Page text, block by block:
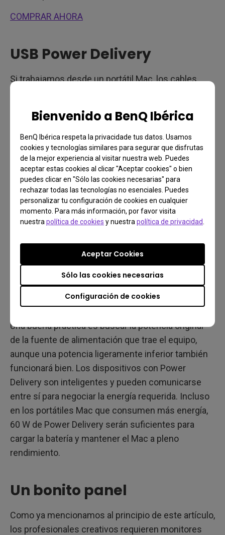
Bienvenido a BenQ Ibérica
BenQ Ibérica respeta la privacidade tus datos. Usamos
cookies y tecnologías similares para segurar que disfrutas
de la mejor experiencia al visitar nuestra web. Puedes
aceptar estas cookies al clicar "Aceptar cookies" o bien
puedes clicar en "Sólo las cookies necesarias" para
rechazar todas las tecnologías no esenciales. Puedes
personalizar tu configuración de cookies en cualquier
momento. Para más información, por favor visita
nuestra política de cookies y nuestra política de privacidad
Configuración de cookies
Sólo las cookies necesarias
Aceptar Cookies
COMPRAR AHORA
USB Power Delivery
Si trabajamos desde un portátil Mac, los cables
adicional. Teniendo en cuenta que la mayoría de los
portátiles Mac tienen solo dos puertos USB-C, la
conexión de un monitor y de la fuente de
alimentación nos dejaría sin una conexión para
almacenamiento externo, ratón y teclado, o
cualquier otro dispositivo. Aunar la alimentación y el
vídeo (además del audio y USB adicional) en un solo
cable simplifica las cosas y libera una preciosa
Siempre hay que tener presente que USB-C no
implica automáticamente compatibilidad con
Power Delivery. Debemos asegurarnos de leer las
especificaciones del monitor para saber si es
Una buena práctica es buscar la potencia original
de la fuente de alimentación que trae el equipo,
aunque una potencia ligeramente inferior también
funcionará bien. Los dispositivos con Power
Delivery son inteligentes y pueden comunicarse
entre sí para negociar la energía requerida. Incluso
en los portátiles Mac que consumen más energía,
60 W de Power Delivery serán suficientes para
cargar la batería y mantener el Mac a pleno
rendimiento.
Un bonito panel
Como ya mencionamos al principio de este artículo,
los profesionales creativos requieren monitores